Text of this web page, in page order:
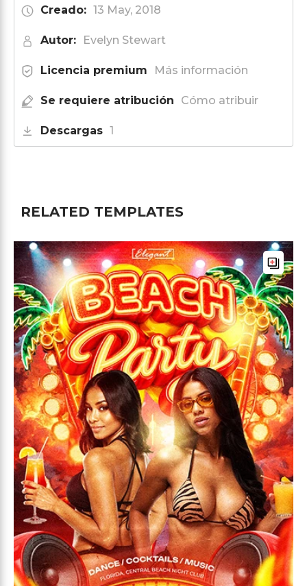
Creado: 13 May, 2018
Autor: Evelyn Stewart
Licencia premium Más información
Se requiere atribución Cómo atribuir
Descargas 1
RELATED TEMPLATES